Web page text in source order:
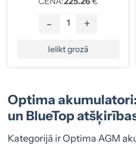
- +
Ielikt grozā
Optima
un BlueTop
Kategorijā ir Optima AGM